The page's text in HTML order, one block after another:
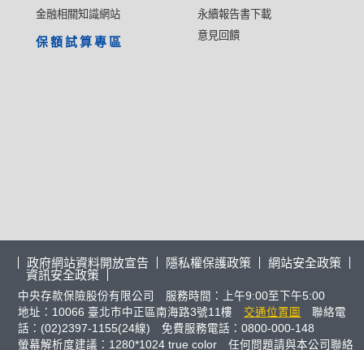
金融相關知識網站
永續報告書下載
意見回饋
保額試算專區
政府網站資料開放宣告 隱私權保護政策
網站安全政策
資訊安全政策
中央存款保險股份有限公司 服務時間：上午9:00至下午5:00
地址：10066 臺北市中正區南海路3號11樓
交通位置圖
聯絡電
話：(02)2397-1155(24線) 免費服務電話：0800-000-148
螢幕解析度建議：1280*1024 true color 任何問題請與本公司聯絡